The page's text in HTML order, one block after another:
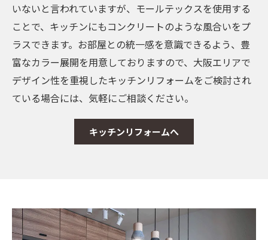
いないと言われていますが、モールテックスを使用する
ことで、キッチンにもコンクリートのような風合いをプ
ラスできます。お部屋との統一感を意識できるよう、豊
富なカラー展開を用意しておりますので、大阪エリアで
デザイン性を重視したキッチンリフォームをご検討され
ている場合には、気軽にご相談ください。
キッチンリフォームへ